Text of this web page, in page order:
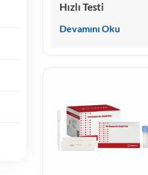
Hızlı Testi
Devamını Oku